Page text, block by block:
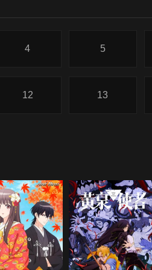
4 5
12 13